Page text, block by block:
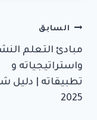
تصفّح
المقالات
السابق
مبادئ التعلم
واستراتيجياته و
تطبيقاته | دليل
2025